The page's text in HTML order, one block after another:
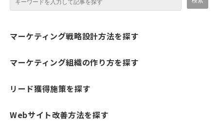
マーケティング戦略設計方法を探す
マーケティング組織の作り方を探す
リード獲得施策を探す
Webサイト改善方法を探す